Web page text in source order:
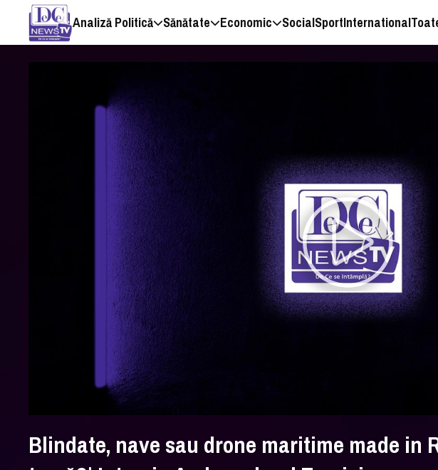
Analiză Politică Sănătate Economic SocialSportInternational
Blindate, nave sau drone maritime made in